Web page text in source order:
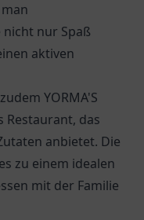
nur Spaß
aktiven
YORMA'S
Restaurant, das
anbietet. Die
zu einem idealen
mit der Familie